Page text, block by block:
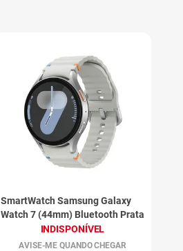
SmartWatch Samsung Galaxy
Watch 7 (44mm) Bluetooth Prata
INDISPONÍVEL
AVISE-ME QUANDO CHEGAR